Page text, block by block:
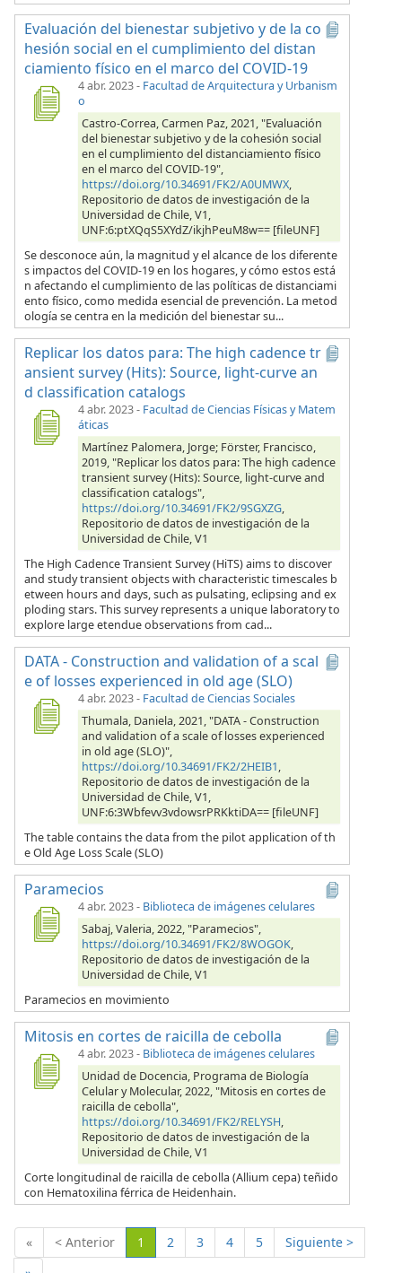
Evaluación del bienestar subjetivo y de la co
hesión social en el cumplimiento del distan
ciamiento físico en el marco del COVID-19
4 abr. 2023- Facultad de Arquitectura y Urbanism
o
Castro-Correa, Carmen Paz, 2021, "Evaluación
del bienestar subjetivo y de la cohesión social
en el cumplimiento del distanciamiento físico
en el marco del COVID-19",
https://doi.org/10.34691/FK2/A0UMWX,
Repositorio de datos de investigación de la
Universidad de Chile, V1,
UNF:6:ptXQqS5XYdZ/ikjhPeuM8w== [fileUNF]
Se desconoce aún, la magnitud y el alcance de los diferente
s impactos del COVID-19 en los hogares, y cómo estos está
n afectando el cumplimiento de las políticas de distanciami
ento físico, como medida esencial de prevención. La metod
ología se centra en la medición del bienestar su...
Replicar los datos para: The high cadence tr
ansient survey (Hits): Source, light-curve an
d classification catalogs
4 abr. 2023- Facultad de Ciencias Físicas y Matem
áticas
Martínez Palomera, Jorge; Förster, Francisco,
2019, "Replicar los datos para: The high cadence
transient survey (Hits): Source, light-curve and
classification catalogs",
https://doi.org/10.34691/FK2/9SGXZG,
Repositorio de datos de investigación de la
Universidad de Chile, V1
The High Cadence Transient Survey (HiTS) aims to discover
and study transient objects with characteristic timescales b
etween hours and days, such as pulsating, eclipsing and ex
ploding stars. This survey represents a unique laboratory to
explore large etendue observations from cad...
DATA - Construction and validation of a scal
e of losses experienced in old age (SLO)
4 abr. 2023- Facultad de Ciencias Sociales
Thumala, Daniela, 2021, "DATA - Construction
and validation of a scale of losses experienced
in old age (SLO)",
https://doi.org/10.34691/FK2/2HEIB1,
Repositorio de datos de investigación de la
Universidad de Chile, V1,
UNF:6:3Wbfevv3vdowsrPRKktiDA== [fileUNF]
The table contains the data from the pilot application of th
e Old Age Loss Scale (SLO)
Paramecios
4 abr. 2023- Biblioteca de imágenes celulares
Sabaj, Valeria, 2022, "Paramecios",
https://doi.org/10.34691/FK2/8WOGOK,
Repositorio de datos de investigación de la
Universidad de Chile, V1
Paramecios en movimiento
Mitosis en cortes de raicilla de cebolla
4 abr. 2023- Biblioteca de imágenes celulares
Unidad de Docencia, Programa de Biología
Celular y Molecular, 2022, "Mitosis en cortes de
raicilla de cebolla",
https://doi.org/10.34691/FK2/RELYSH,
Repositorio de datos de investigación de la
Universidad de Chile, V1
Corte longitudinal de raicilla de cebolla (Allium cepa) teñido
con Hematoxilina férrica de Heidenhain.
« < Anterior 1 (Actual)
2 3 4 5
Siguiente >